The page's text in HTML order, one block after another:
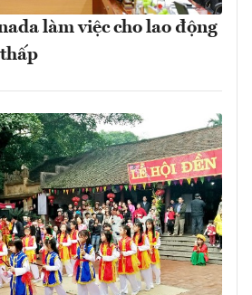
làm việc cho lao động